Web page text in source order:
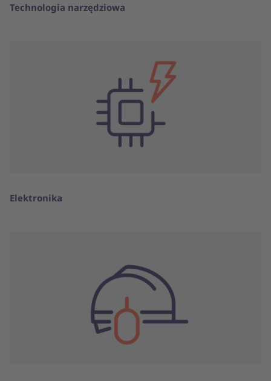
Technologia narzędziowa
Elektronika